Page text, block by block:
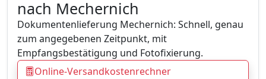
nach Mechernich
Dokumentenlieferung Mechernich: Schnell, genau
zum angegebenen Zeitpunkt, mit
Empfangsbestätigung und Fotofixierung.
Online-Versandkostenrechner